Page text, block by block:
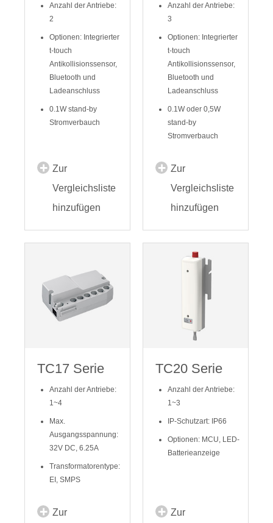
Anzahl der Antriebe:
2
Optionen: Integrierter
t-touch
Antikollisionssensor,
Bluetooth und
Ladeanschluss
0.1W stand-by
Stromverbauch
Zur
Vergleichsliste
hinzufügen
Anzahl der Antriebe:
3
Optionen: Integrierter
t-touch
Antikollisionssensor,
Bluetooth und
Ladeanschluss
0.1W oder 0,5W
stand-by
Stromverbauch
Zur
Vergleichsliste
hinzufügen
TC17 Serie
Anzahl der Antriebe:
1~4
Max.
Ausgangsspannung:
32V DC, 6.25A
Transformatorentype:
EI, SMPS
Zur
TC20 Serie
Anzahl der Antriebe:
1~3
IP-Schutzart: IP66
Optionen: MCU, LED-
Batterieanzeige
Zur